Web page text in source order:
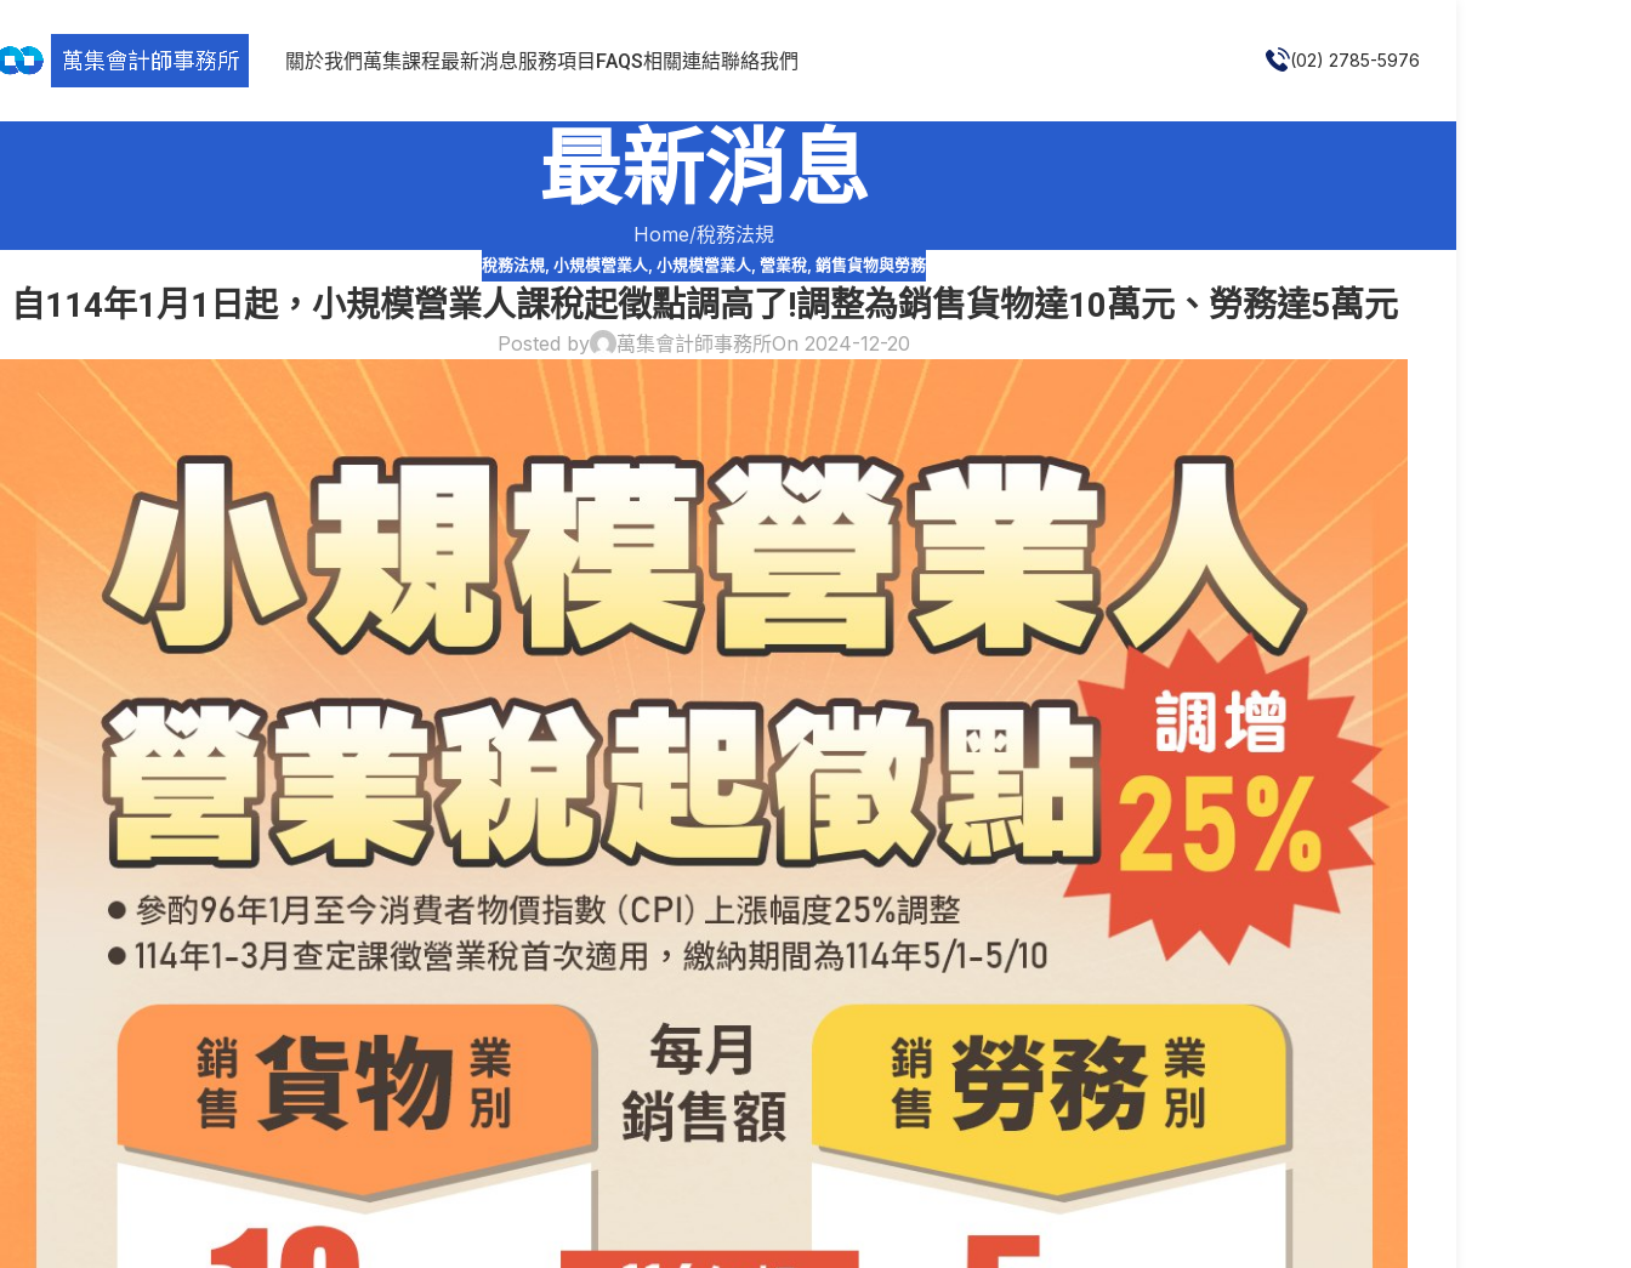
關於我們萬集課程最新消息服務項目 FAQS相關連結聯絡我們 (02) 2785-5976
最新消息
Home 稅務法規
稅務法規, 小規模營業人, 小規模營業人, 營業稅, 銷售貨物與勞務
自114年1月1日起，小規模營業人課稅起徵點調高了!調整為銷售貨物達10萬元、勞務達5萬元
Posted by 萬集會計師事務所On 2024-12-20